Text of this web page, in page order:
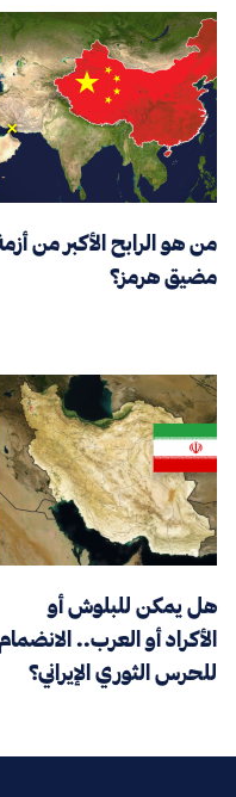
من هو الرابح الأكبر من أزمة
مضيق هرمز؟
هل يمكن للبلوش أو
الأكراد أو العرب.. الانضمام
للحرس الثوري الإيراني؟